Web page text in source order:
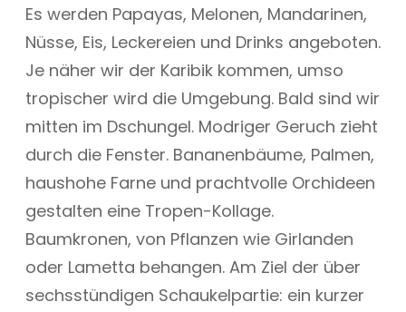
Es werden Papayas, Melonen, Mandarinen,
Nüsse, Eis, Leckereien und Drinks angeboten.
Je näher wir der Karibik kommen, umso
tropischer wird die Umgebung. Bald sind wir
mitten im Dschungel. Modriger Geruch zieht
durch die Fenster. Bananenbäume, Palmen,
haushohe Farne und prachtvolle Orchideen
gestalten eine Tropen-Kollage.
Baumkronen, von Pflanzen wie Girlanden
oder Lametta behangen. Am Ziel der über
sechsstündigen Schaukelpartie: ein kurzer